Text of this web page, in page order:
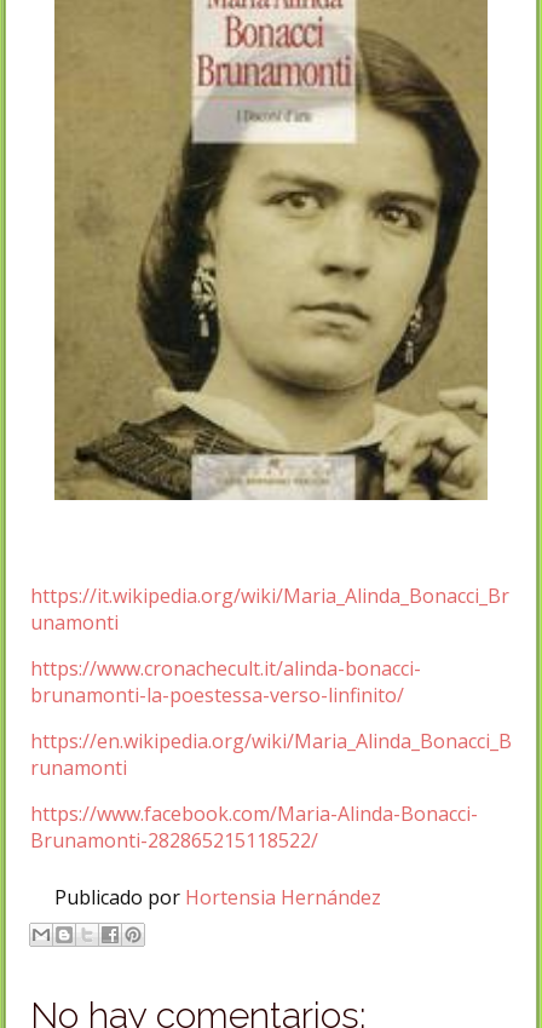
https://it.wikipedia.org/wiki/Maria_Alinda_Bonacci_Br
unamonti
https://www.cronachecult.it/alinda-bonacci-
brunamonti-la-poestessa-verso-linfinito/
https://en.wikipedia.org/wiki/Maria_Alinda_Bonacci_B
runamonti
https://www.facebook.com/Maria-Alinda-Bonacci-
Brunamonti-282865215118522/
Publicado por Hortensia Hernández
No hay comentarios: